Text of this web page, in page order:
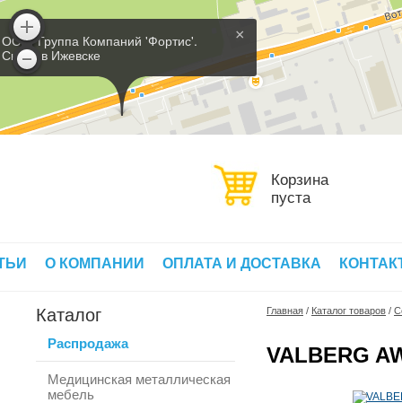
×
ООО 'Группа Компаний 'Фортис'.
Склад в Ижевске
Корзина
пуста
О КОМПАНИИ ОПЛАТА И ДОСТАВКА
Каталог
Распродажа
Медицинская металлическая
мебель
Главная / Каталог товаров /
VALBERG